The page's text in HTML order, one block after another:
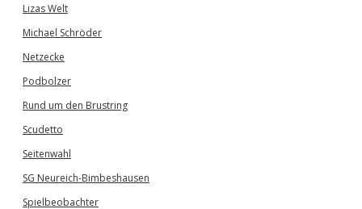
Lizas Welt
Michael Schröder
Netzecke
Podbolzer
Rund um den Brustring
Scudetto
Seitenwahl
SG Neureich-Bimbeshausen
Spielbeobachter